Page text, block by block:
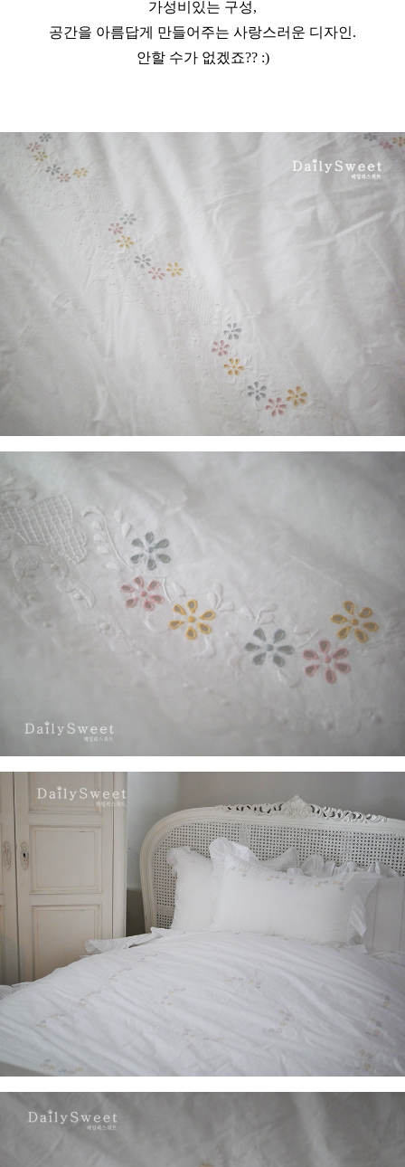
가성비있는 구성,
공간을 아름답게 만들어주는 사랑스러운 디자인.
안할 수가 없겠죠?? :)